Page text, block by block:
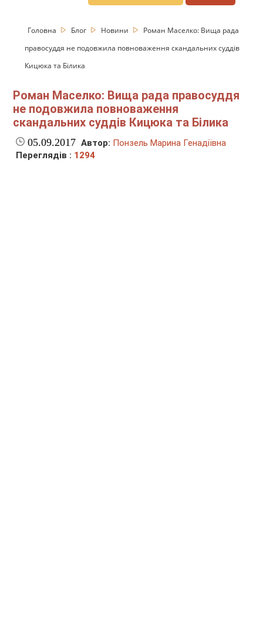
Головна Блог Новини
Роман Маселко: Вища рада
правосуддя не подовжила повноваження скандальних суддів
Кицюка та Білика
Роман Маселко: Вища рада правосуддя
не подовжила повноваження
скандальних суддів Кицюка та Білика
05.09.2017 Автор: Понзель Марина Генадіївна
Переглядів : 1294